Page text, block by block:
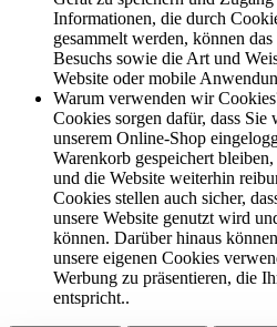
Informationen, die durch
gesammelt werden, können
Besuchs sowie die Art und
Website oder mobile
Warum verwenden wir
Cookies sorgen dafür, dass Sie
unserem Online-Shop
Warenkorb gespeichert
und die Website weiterhin
Cookies stellen auch sicher,
unsere Website genutzt wird
können. Darüber hinaus
unsere eigenen Cookies
Werbung zu präsentieren, die
entspricht..